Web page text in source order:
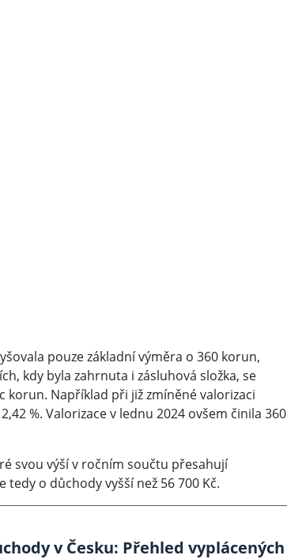
pouze základní výměra o 360 korun,
kdy byla zahrnuta i zásluhová složka, se
korun. Například při již zmíněné valorizaci
%. Valorizace v lednu 2024 ovšem činila 360
svou výší v ročním součtu přesahují
tedy o důchody vyšší než 56 700 Kč.
v Česku: Přehled vyplácených